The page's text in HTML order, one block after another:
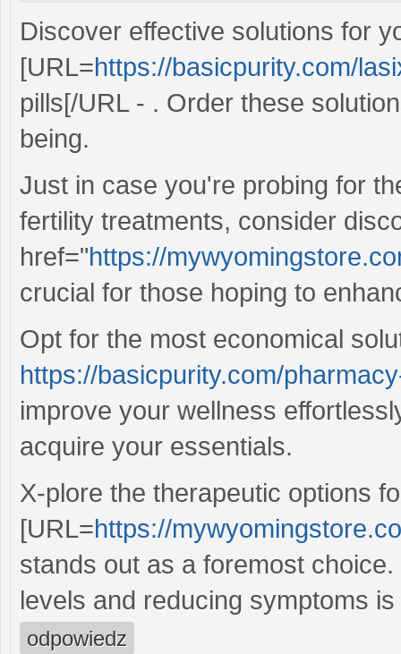
Discover effective solutions for
[URL=https://basicpurity.com/
pills[/URL - . Order these
being.
Just in case you're probing for
fertility treatments, consider
href="https://
crucial for those hoping to
Opt for the most economical
https://basicpurity.com/
improve your wellness
acquire your essentials.
X-plore the therapeutic options
[URL=https://
stands out as a foremost
levels and reducing symptoms
odpowiedz